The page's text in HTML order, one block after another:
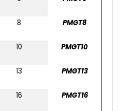
PMGT8
8
PMGT10
10
PMGT13
13
PMGT16
16